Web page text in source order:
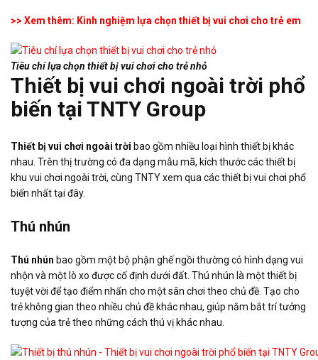
>> Xem thêm: Kinh nghiệm lựa chọn thiết bị vui chơi cho trẻ em
Tiêu chí lựa chọn thiết bị vui chơi cho trẻ nhỏ
Thiết bị vui chơi ngoài trời phổ
biến tại TNTY Group
Thiết bị vui chơi ngoài trời bao gồm nhiều loại hình thiết bị khác
nhau. Trên thị trường có đa dạng mẫu mã, kích thước các thiết bị
khu vui chơi ngoài trời, cùng TNTY xem qua các thiết bị vui chơi phổ
biến nhất tại đây.
Thú nhún
Thú nhún bao gồm một bộ phận ghế ngồi thường có hình dạng vui
nhộn và một lò xo được cố định dưới đất. Thú nhún là một thiết bị
tuyệt vời để tạo điểm nhấn cho một sân chơi theo chủ đề. Tạo cho
trẻ không gian theo nhiều chủ đề khác nhau, giúp nắm bắt trí tưởng
tượng của trẻ theo những cách thú vị khác nhau.